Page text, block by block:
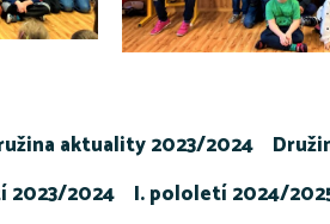
aktuality 2023/2024
2023/2024 I. pololetí 2024/